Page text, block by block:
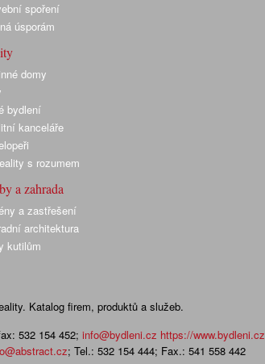
spoření
úsporám
domy
bydlení
kanceláře
s rozumem
a zahrada
a zastřešení
architektura
kutilům
Katalog firem, produktů a služeb.
532 154 452; info@bydleni.cz https://www.bydleni.cz
; Tel.: 532 154 444; Fax.: 541 558 442